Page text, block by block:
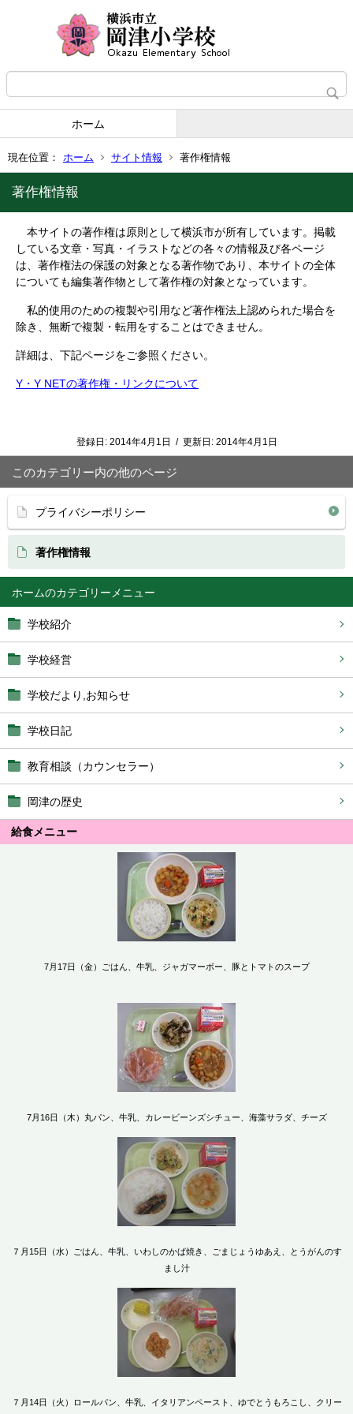
ホーム
現在位置： ホーム サイト情報 著作権情報
ホーム
学校紹介
学校経営
学校だより,お知らせ
学校日記
教育相談（カウンセラー）
岡津の歴史
給食メニュー
7月17日（金）ごはん、牛乳、ジャガマーボー、豚とトマトのスープ
7月16日（木）丸パン、牛乳、カレービーンズシチュー、海藻サラダ、チーズ
７月15日（水）ごはん、牛乳、いわしのかば焼き、ごまじょうゆあえ、とうがんのす
まし汁
７月14日（火）ロールパン、牛乳、イタリアンペースト、ゆでとうもろこし、クリー
著作権情報
本サイトの著作権は原則として横浜市が所有しています。掲載
している文章・写真・イラストなどの各々の情報及び各ページ
は、著作権法の保護の対象となる著作物であり、本サイトの全体
についても編集著作物として著作権の対象となっています。
私的使用のための複製や引用など著作権法上認められた場合を
除き、無断で複製・転用をすることはできません。
詳細は、下記ページをご参照ください。
Y・Y NETの著作権・リンクについて
登録日: 2014年4月1日 / 更新日: 2014年4月1日
このカテゴリー内の他のページ
プライバシーポリシー
著作権情報